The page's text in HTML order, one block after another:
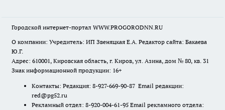
Городской интернет-портал WWW.PROGORODNN.RU
О компании: Учредитель: ИП Звеняцкая Е.А. Редактор сайта: Бакаева
Ю.Г.
Адрес: 610001, Кировская область, г. Киров, ул. Азина, дом № 80, кв. 31
Знак информационной продукции: 16+
Контакты: Редакция: 8-927-669-90-87 Email редакции:
red@pg52.ru
Рекламный отдел: 8-920-004-61-95 Email рекламного отдела: